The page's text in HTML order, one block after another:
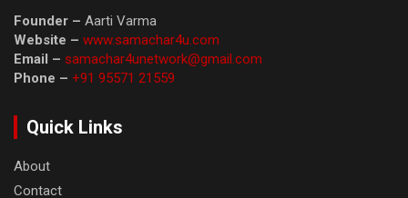
Founder – Aarti Varma
Website – www.samachar4u.com
Email – samachar4unetwork@gmail.com
Phone – +91 95571 21559
Quick Links
About
Contact